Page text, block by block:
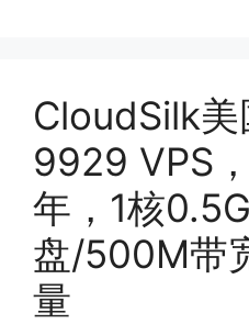
CloudSilk美
9929 VPS
年，1核
盘/500M带
量